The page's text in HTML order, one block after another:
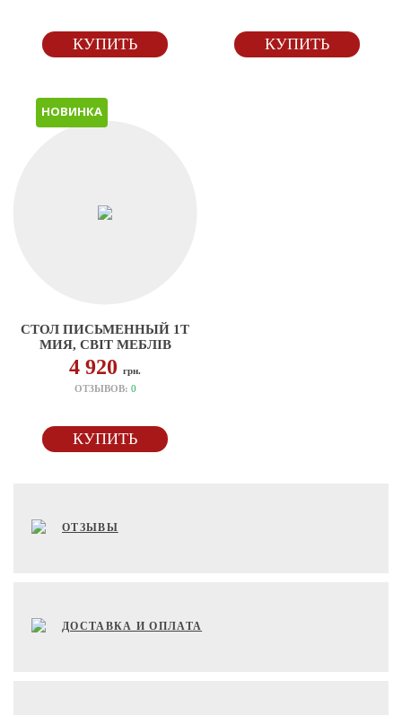
КУПИТЬ КУПИТЬ
НОВИНКА
СТОЛ ПИСЬМЕННЫЙ 1Т
МИЯ, СВІТ МЕБЛІВ
4 920грн.
ОТЗЫВОВ: 0
КУПИТЬ
ОТЗЫВЫ
ДОСТАВКА И ОПЛАТА